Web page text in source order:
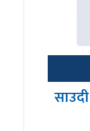
साउदी